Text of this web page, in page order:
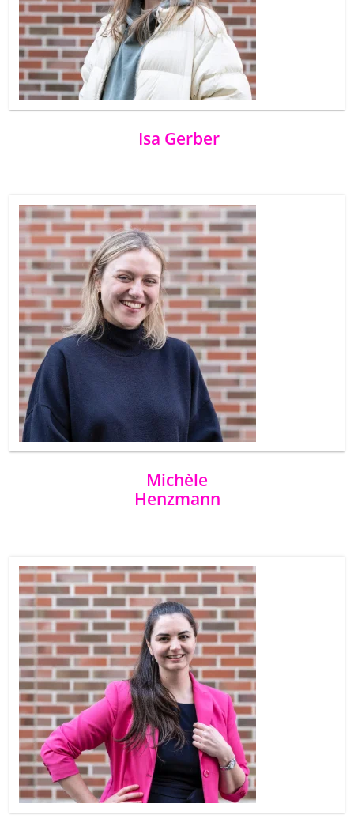
Isa Gerber
Michèle
Henzmann